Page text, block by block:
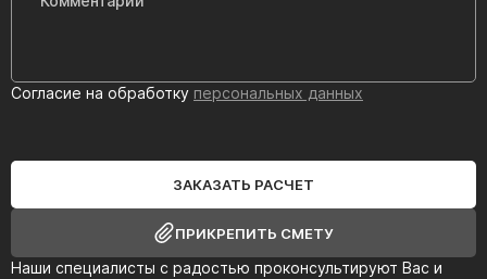
Наши специалисты с радостью проконсультируют Вас и
Согласие на обработку персональных данных
ЗАКАЗАТЬ РАСЧЕТ
ПРИКРЕПИТЬ СМЕТУ